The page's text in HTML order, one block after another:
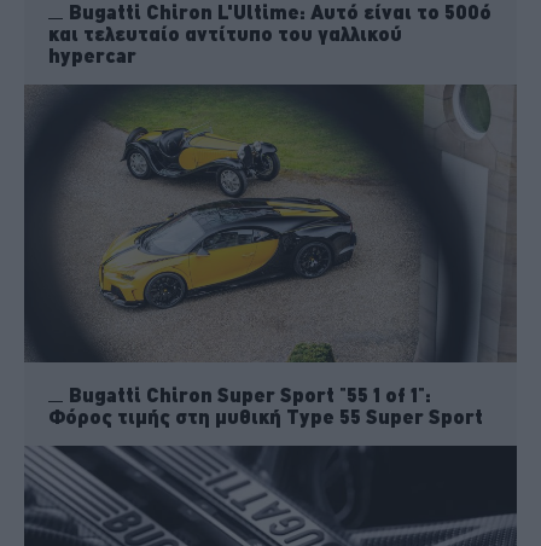
Bugatti Chiron L'Ultime: Αυτό είναι το 500ό
και τελευταίο αντίτυπο του γαλλικού
hypercar
Bugatti Chiron Super Sport "55 1 of 1":
Φόρος τιμής στη μυθική Type 55 Super Sport